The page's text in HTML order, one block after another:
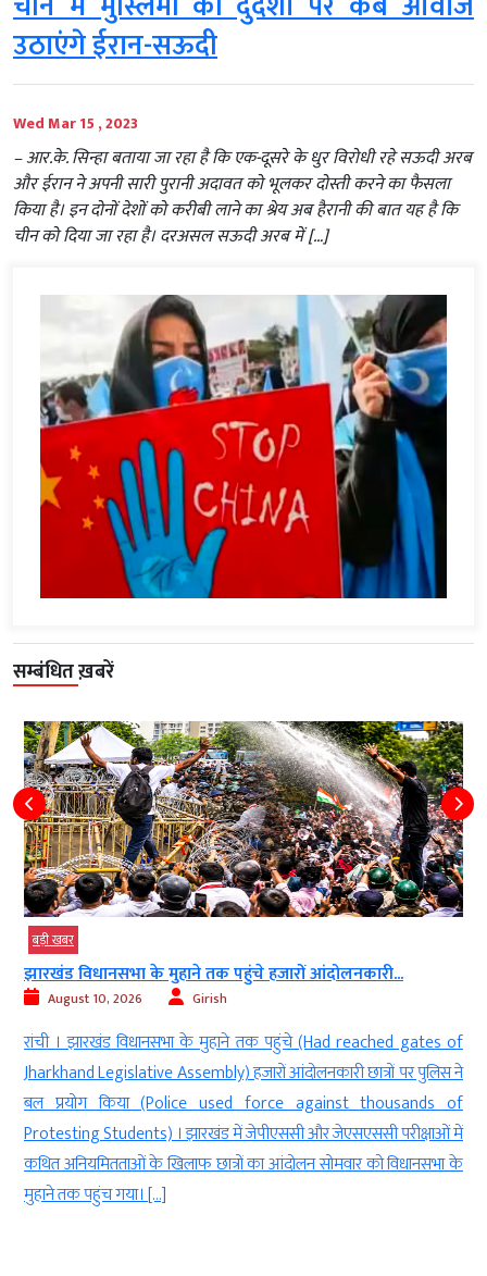
उठाएंगे ईरान-सऊदी
Wed Mar 15 , 2023
– आर.के. सिन्हा बताया जा रहा है कि एक-दूसरे के धुर विरोधी रहे सऊदी अरब
और ईरान ने अपनी सारी पुरानी अदावत को भूलकर दोस्ती करने का फैसला
किया है। इन दोनों देशों को करीबी लाने का श्रेय अब हैरानी की बात यह है कि
चीन को दिया जा रहा है। दरअसल सऊदी अरब में […]
सम्बंधित ख़बरें
बड़ी खबर
सरकार छात्र आंदोलनों पर सदन में विस्तार से...
August 10, 2026 Girish
नई दिल्ली । केंद्रीय मंत्री किरेन रिजिजू (Union Minister Kiren Rijiju) ने कहा
कि छात्र आंदोलनों पर (On Student Movements) सरकार सदन में विस्तार
से चर्चा के लिए तैयार है (Government is ready for detailed
discussion in the House) । उन्होंने विपक्ष से अपील की कि चर्चा और
सरकार के जवाब के दौरान सदन में […]